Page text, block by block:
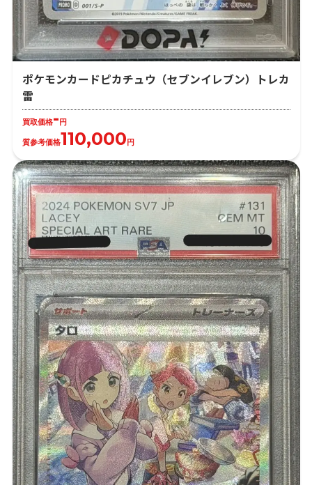
ポケモンカードピカチュウ（セブンイレブン）トレカ
雷
買取価格-円
質参考価格110,000円